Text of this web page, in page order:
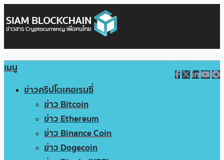
เมนู
ข่าวคริปโตเคอเรนซี่
ข่าว Bitcoin
ข่าว Ethereum
ข่าว Binance Coin
ข่าว Dogecoin